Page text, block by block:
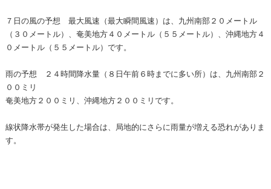
７日の風の予想 最大風速（最大瞬間風速）は、九州南部２０メートル
（３０メートル）、奄美地方４０メートル（５５メートル）、沖縄地方４
０メートル（５５メートル）です。
雨の予想 ２４時間降水量（８日午前６時までに多い所）は、九州南部２
００ミリ
奄美地方２００ミリ、沖縄地方２００ミリです。
線状降水帯が発生した場合は、局地的にさらに雨量が増える恐れがありま
す。